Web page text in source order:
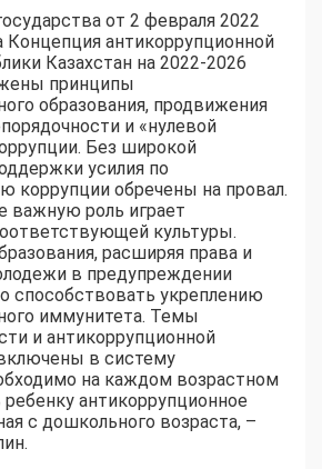
от 2 февраля 2022
Концепция антикоррупционной
Казахстан на 2022-2026
принципы
образования, продвижения
и «нулевой
Без широкой
усилия по
коррупции обречены на провал.
важную роль играет
культуры.
расширяя права и
в предупреждении
способствовать укреплению
иммунитета. Темы
и антикоррупционной
в систему
на каждом возрастном
антикоррупционное
с дошкольного возраста, –